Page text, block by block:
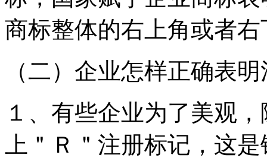
商标整体的右上角或者
（二）企业怎样正确表
１、有些企业为了美观
上＂Ｒ＂注册标记，这